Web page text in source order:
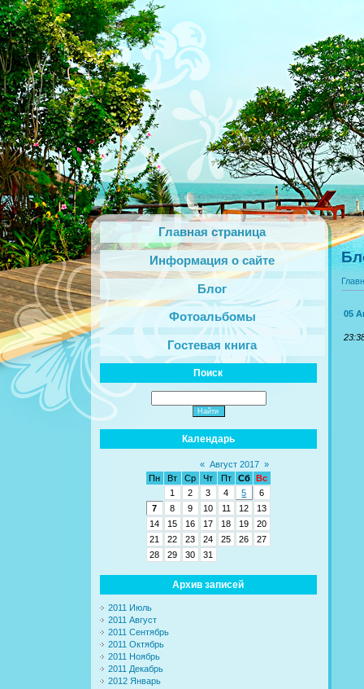
Главная страница
Информация о сайте
Блог
Фотоальбомы
Гостевая книга
Поиск
Календарь
« Август 2017 »
Пн
Вт Ср Чт Пт Сб
Вс
1
2 3 4 5
6
7
8 9 10 11 12
13
14
15 16 17 18 19
20
21
22 23 24 25 26
27
28
29 30 31
Архив записей
2011 Июль
2011 Август
2011 Сентябрь
2011 Октябрь
2011 Ноябрь
2011 Декабрь
2012 Январь
05